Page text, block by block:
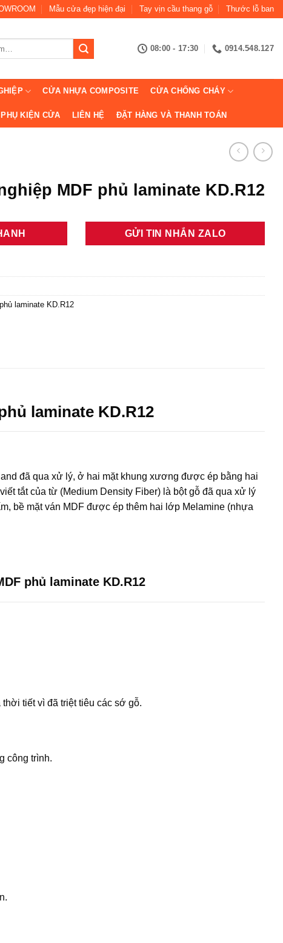
Mẫu cửa đẹp hiện đại Tay vịn cầu thang gỗ Thước lỗ ban
08:00 - 17:30 0914.548.127
CỬA NHỰA COMPOSITE CỬA CHỐNG CHÁY
PHỤ KIỆN CỬA LIÊN HỆ ĐẶT HÀNG VÀ THANH TOÁN
MDF phủ laminate KD.R12
GỬI TIN NHẮN ZALO
laminate KD.R12
laminate KD.R12
đã qua xử lý, ở hai mặt khung xương được ép bằng hai
viết tắt của từ (Medium Density Fiber) là bột gỗ đã qua xử lý
bề mặt ván MDF được ép thêm hai lớp Melamine (nhựa
phủ laminate KD.R12
tiết vì đã triệt tiêu các sớ gỗ.
công trình.